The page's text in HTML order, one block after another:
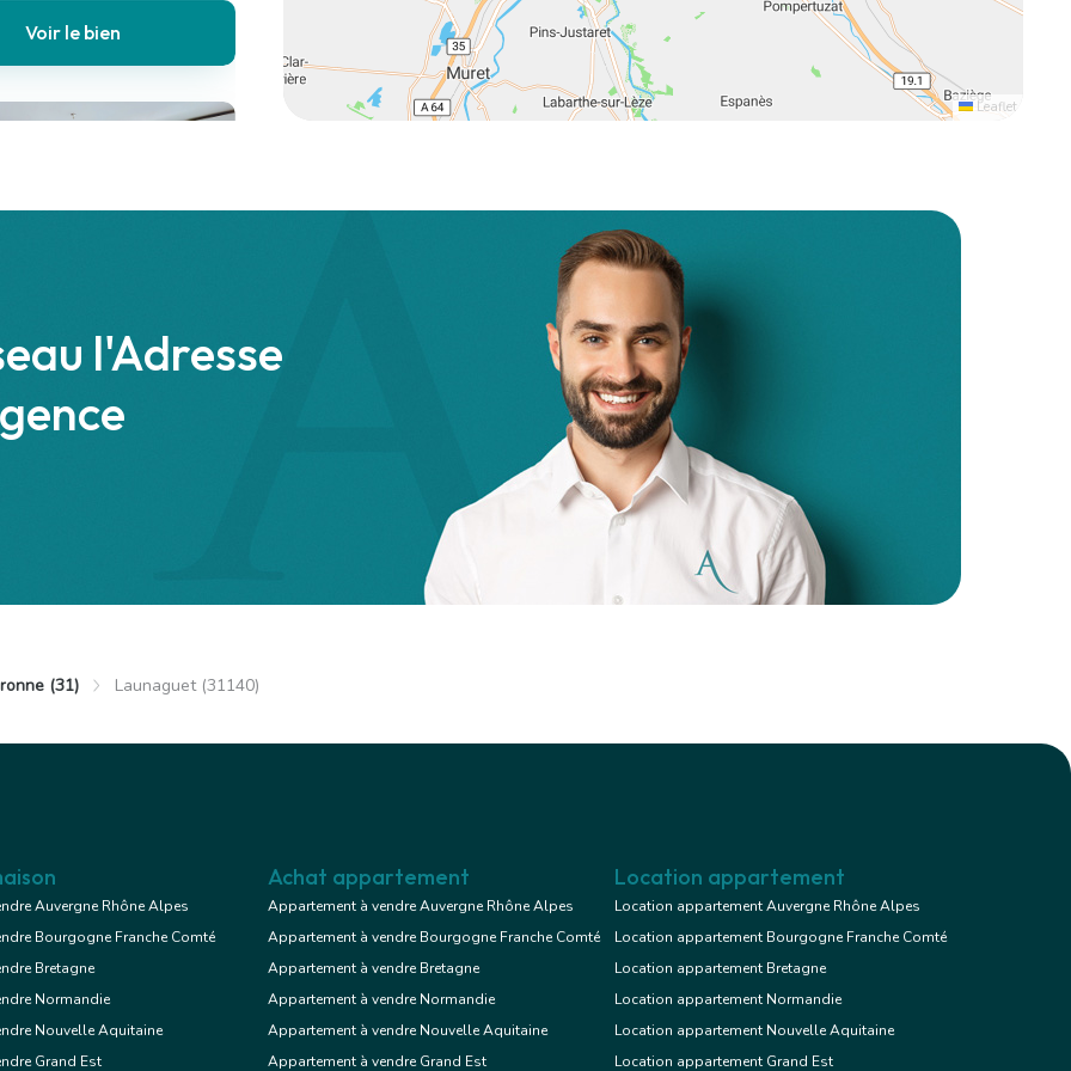
Voir le bien
€ Appartement
Voir le bien
Leaflet
l'Adresse
(31) Launaguet (31140)
Auvergne Rhône Alpes
Bourgogne Franche Comté
Bretagne
Normandie
Nouvelle Aquitaine
Grand Est
Achat appartement
Appartement à vendre Auvergne Rhône Alpes
Appartement à vendre Bourgogne Franche Comté
Appartement à vendre Bretagne
Appartement à vendre Normandie
Appartement à vendre Nouvelle Aquitaine
Appartement à vendre Grand Est
Location appartement
Location appartement Auvergne Rhône Alpes
Location appartement Bourgogne Franche Comté
Location appartement Bretagne
Location appartement Normandie
Location appartement Nouvelle Aquitaine
Location appartement Grand Est